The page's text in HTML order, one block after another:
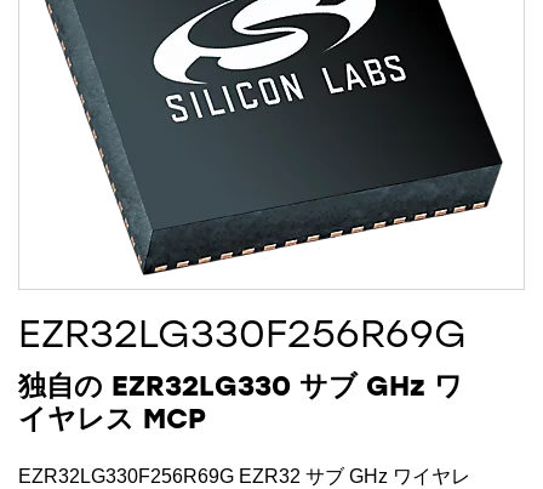
EZR32LG330F256R69G
独自の EZR32LG330 サブ GHz ワ
イヤレス MCP
EZR32LG330F256R69G EZR32 サブ GHz ワイヤレ